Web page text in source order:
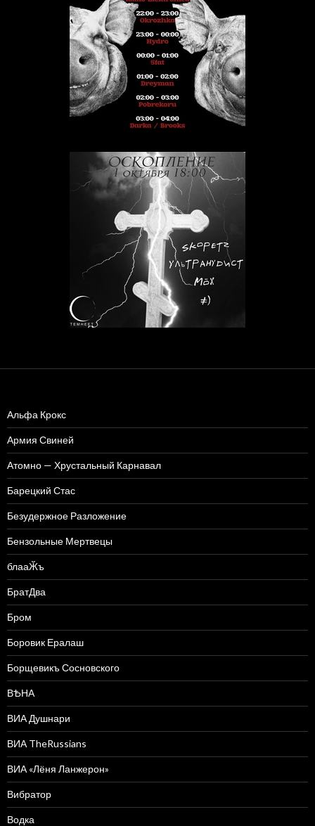
Альфа Крокс
Армия Свиней
Атомно — Хрустальный Карнавал
Барецкий Стас
Безудержное Разложение
Бензольные Мертвецы
блааӁъ
БратДва
Бром
Боровик Ералаш
Борщевикъ Сосновского
ВѢНА
ВИА Душнари
ВИА TheRussians
ВИА «Лёня Ланжерон»
Вибратор
Водка